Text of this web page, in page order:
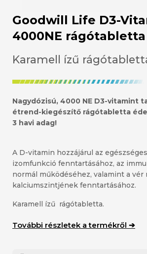
Goodwill Life D3-
4000NE
Karamell ízű
Nagydózisú, 4000 NE D3-vitamint
étrend-kiegészítő rágótabletta
3 havi adag!
A D-vitamin hozzájárul az
izomfunkció fenntartásához, az
normál működéséhez, valamint a vér
kalciumszintjének fenntartásához.
Karamell ízű rágótabletta.
További részletek a termékről ➔